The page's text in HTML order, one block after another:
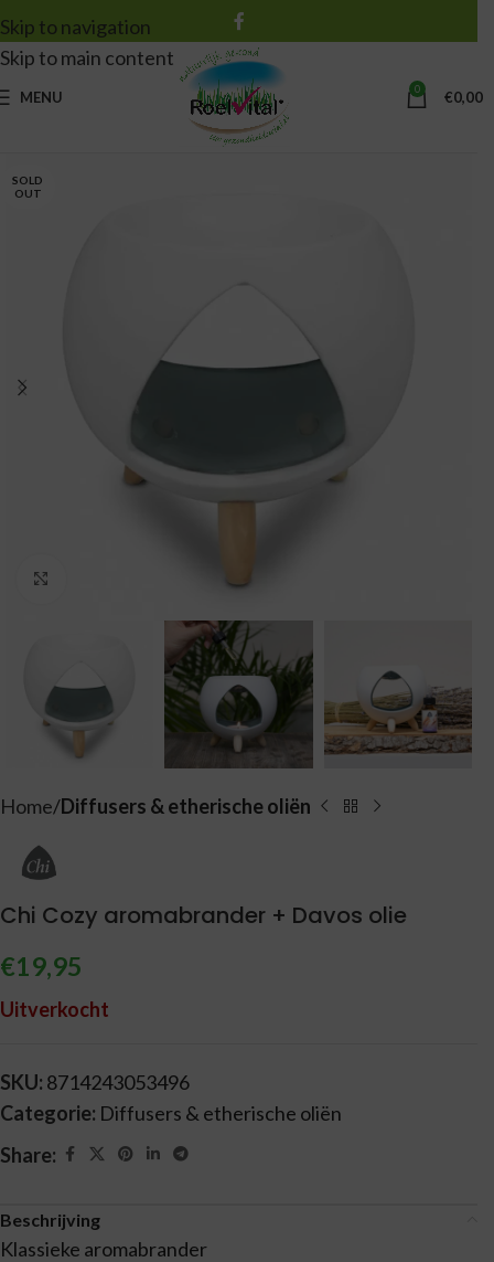
Skip to navigation
Skip to main content
MENU 0 €0,00
SOLD
OUT
Home Diffusers & etherische oliën
Chi Cozy aromabrander + Davos olie
€19,95
Uitverkocht
SKU: 8714243053496
Categorie: Diffusers & etherische oliën
Share:
Beschrijving
Klassieke aromabrander